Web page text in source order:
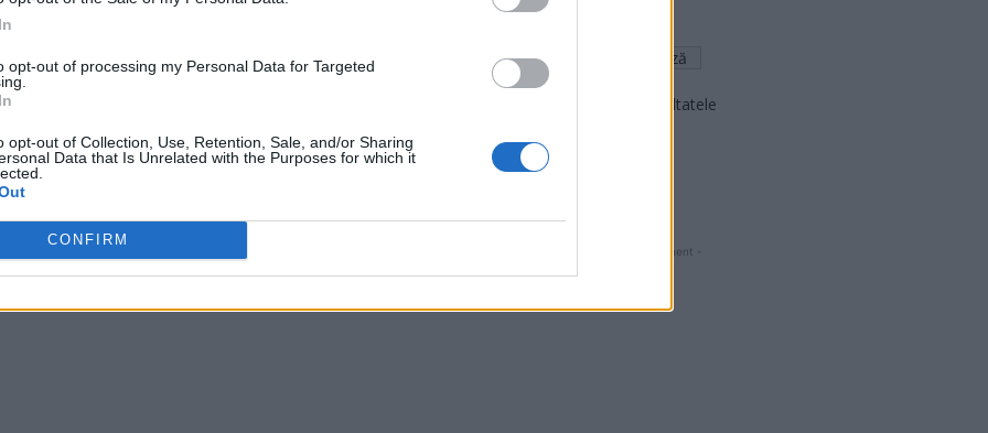
opt-out of processing my Personal Data for Targeted
opt-out of Collection, Use, Retention, Sale, and/or Sharing
Data that Is Unrelated with the Purposes for which it
CONFIRM
de doar 24 de ore, fostul șef al KGB a trecut de la
manifestată într-un spațiu închis, la o
de -12 grade Celsius.
că există în prezent trei „președinți Putin”.
Advertisement -
Altul
Arată rezultatele
Arhiva sondajelor
- Advertisment -